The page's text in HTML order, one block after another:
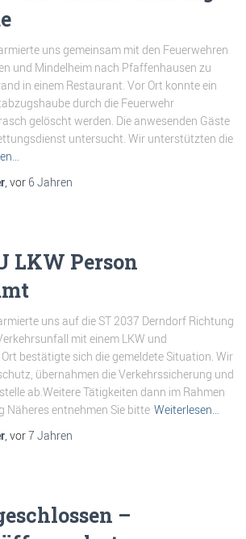
uns gemeinsam mit den Feuerwehren
und Mindelheim nach Pfaffenhausen zu
in einem Restaurant. Vor Ort konnte ein
durch die Feuerwehr
gelöscht werden. Die anwesenden Gäste
untersucht. Wir unterstützten die
, vor 6 Jahren
LKW Person
uns auf die ST 2037 Derndorf Richtung
mit einem LKW und
bestätigte sich die gemeldete Situation. Wir
übernahmen die Verkehrssicherung und
ab.Weitere Tätigkeiten dann im Rahmen
Näheres entnehmen Sie bitte Weiterlesen…
, vor7 Jahren
–